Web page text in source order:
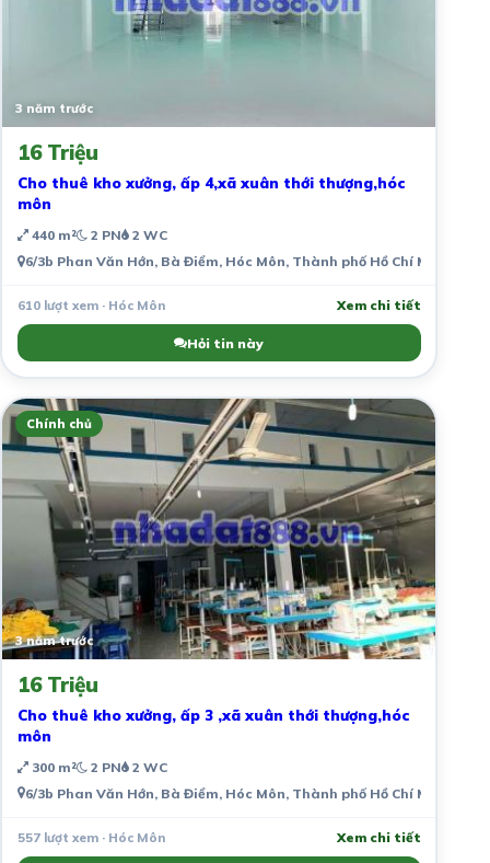
3 năm trước
16 Triệu
Cho thuê kho xưởng, ấp 4,xã xuân thới thượng,hóc
môn
440 m² 2 PN 2 WC
6/3b Phan Văn Hớn, Bà Điểm, Hóc Môn, Thành phố Hồ Chí Minh,
610 lượt xem · Hóc Môn Xem chi tiết
Hỏi tin này
Chính chủ
3 năm trước
16 Triệu
Cho thuê kho xưởng, ấp 3 ,xã xuân thới thượng,hóc
môn
300 m² 2 PN 2 WC
6/3b Phan Văn Hớn, Bà Điểm, Hóc Môn, Thành phố Hồ Chí Minh,
557 lượt xem · Hóc Môn Xem chi tiết